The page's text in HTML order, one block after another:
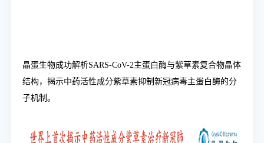
晶蛋生物成功解析SARS-CoV-2主蛋白酶与紫草素复合物晶体
结构，揭示中药活性成分紫草素抑制新冠病毒主蛋白酶的分
子机制。